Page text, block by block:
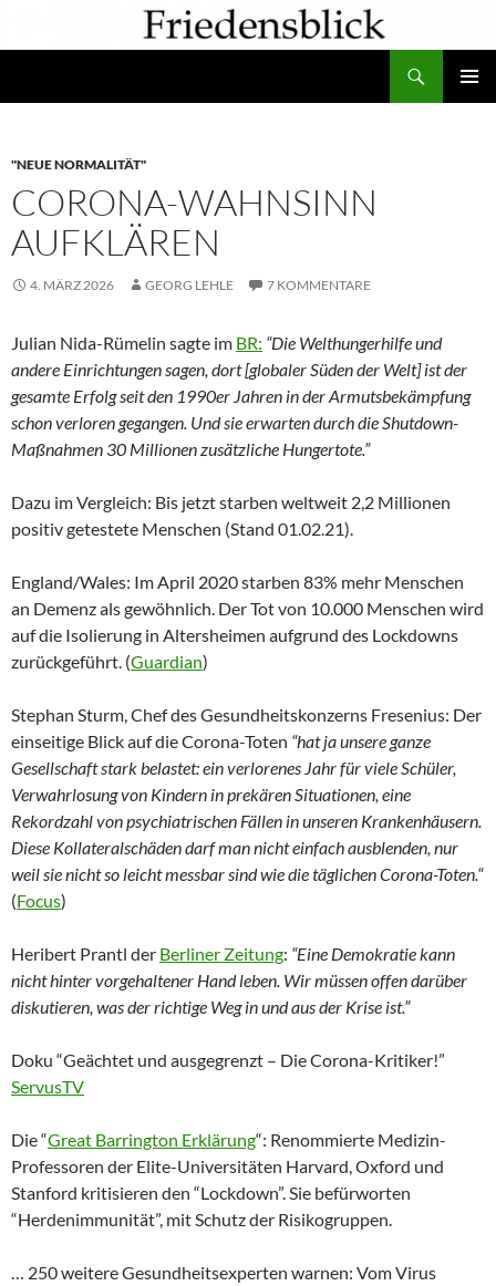
"NEUE NORMALITÄT"
CORONA-WAHNSINN
AUFKLÄREN
4. MÄRZ 2026 GEORG LEHLE 7 KOMMENTARE
Julian Nida-Rümelin sagte im BR: “Die Welthungerhilfe und
andere Einrichtungen sagen, dort [globaler Süden der Welt] ist der
gesamte Erfolg seit den 1990er Jahren in der Armutsbekämpfung
schon verloren gegangen. Und sie erwarten durch die Shutdown-
Maßnahmen 30 Millionen zusätzliche Hungertote.”
Dazu im Vergleich: Bis jetzt starben weltweit 2,2 Millionen
positiv getestete Menschen (Stand 01.02.21).
England/Wales: Im April 2020 starben 83% mehr Menschen
an Demenz als gewöhnlich. Der Tot von 10.000 Menschen wird
auf die Isolierung in Altersheimen aufgrund des Lockdowns
zurückgeführt. (Guardian)
Stephan Sturm, Chef des Gesundheitskonzerns Fresenius: Der
einseitige Blick auf die Corona-Toten “hat ja unsere ganze
Gesellschaft stark belastet: ein verlorenes Jahr für viele Schüler,
Verwahrlosung von Kindern in prekären Situationen, eine
Rekordzahl von psychiatrischen Fällen in unseren Krankenhäusern.
Diese Kollateralschäden darf man nicht einfach ausblenden, nur
weil sie nicht so leicht messbar sind wie die täglichen Corona-Toten.“
(Focus)
Heribert Prantl der Berliner Zeitung: “Eine Demokratie kann
nicht hinter vorgehaltener Hand leben. Wir müssen offen darüber
diskutieren, was der richtige Weg in und aus der Krise ist.”
Doku “Geächtet und ausgegrenzt – Die Corona-Kritiker!”
ServusTV
Die “Great Barrington Erklärung“: Renommierte Medizin-
Professoren der Elite-Universitäten Harvard, Oxford und
Stanford kritisieren den “Lockdown”. Sie befürworten
“Herdenimmunität”, mit Schutz der Risikogruppen.
… 250 weitere Gesundheitsexperten warnen: Vom Virus